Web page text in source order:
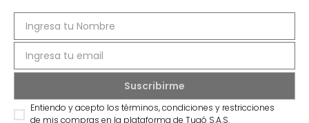
Entiendo y acepto los términos, condiciones y restricciones
de mis compras en la plataforma de Tugó S.A.S.